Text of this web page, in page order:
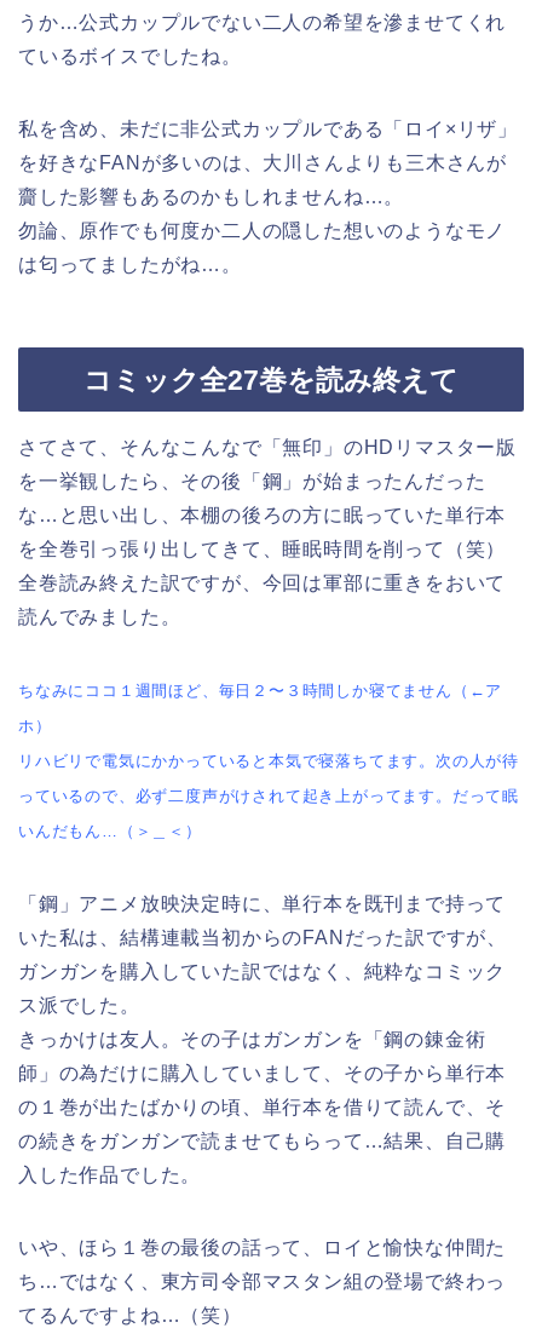
うか…公式カップルでない二人の希望を滲ませてくれ
ているボイスでしたね。
私を含め、未だに非公式カップルである「ロイ×リザ」
を好きなFANが多いのは、大川さんよりも三木さんが
齎した影響もあるのかもしれませんね…。
勿論、原作でも何度か二人の隠した想いのようなモノ
は匂ってましたがね…。
コミック全27巻を読み終えて
さてさて、そんなこんなで「無印」のHDリマスター版
を一挙観したら、その後「鋼」が始まったんだった
な…と思い出し、本棚の後ろの方に眠っていた単行本
を全巻引っ張り出してきて、睡眠時間を削って（笑）
全巻読み終えた訳ですが、今回は軍部に重きをおいて
読んでみました。
ちなみにココ１週間ほど、毎日２〜３時間しか寝てません（←ア
ホ）
リハビリで電気にかかっていると本気で寝落ちてます。次の人が待
っているので、必ず二度声がけされて起き上がってます。だって眠
いんだもん…（＞＿＜）
「鋼」アニメ放映決定時に、単行本を既刊まで持って
いた私は、結構連載当初からのFANだった訳ですが、
ガンガンを購入していた訳ではなく、純粋なコミック
ス派でした。
きっかけは友人。その子はガンガンを「鋼の錬金術
師」の為だけに購入していまして、その子から単行本
の１巻が出たばかりの頃、単行本を借りて読んで、そ
の続きをガンガンで読ませてもらって…結果、自己購
入した作品でした。
いや、ほら１巻の最後の話って、ロイと愉快な仲間た
ち…ではなく、東方司令部マスタン組の登場で終わっ
てるんですよね…（笑）